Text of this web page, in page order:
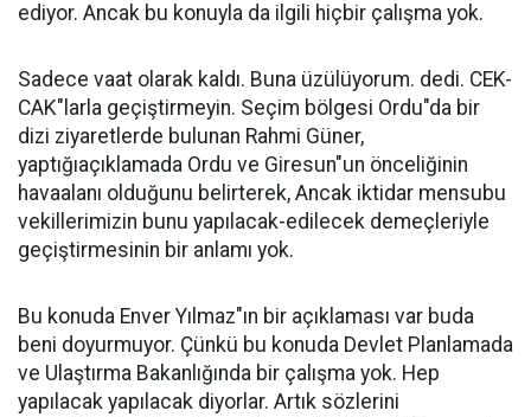
ediyor. Ancak bu konuyla da ilgili hiçbir çalışma yok.
Sadece vaat olarak kaldı. Buna üzülüyorum. dedi. CEK-
CAK"larla geçiştirmeyin. Seçim bölgesi Ordu"da bir
dizi ziyaretlerde bulunan Rahmi Güner,
yaptığıaçıklamada Ordu ve Giresun"un önceliğinin
havaalanı olduğunu belirterek, Ancak iktidar mensubu
vekillerimizin bunu yapılacak-edilecek demeçleriyle
geçiştirmesinin bir anlamı yok.
Bu konuda Enver Yılmaz"ın bir açıklaması var buda
beni doyurmuyor. Çünkü bu konuda Devlet Planlamada
ve Ulaştırma Bakanlığında bir çalışma yok. Hep
yapılacak yapılacak diyorlar. Artık sözlerini